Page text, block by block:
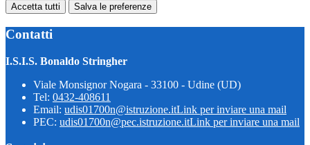
Accetta tutti Salva le preferenze
Contatti
I.S.I.S. Bonaldo Stringher
Viale Monsignor Nogara - 33100 - Udine (UD)
Tel: 0432-408611
Email: udis01700n@istruzione.itLink per inviare una mail
PEC: udis01700n@pec.istruzione.itLink per inviare una mail